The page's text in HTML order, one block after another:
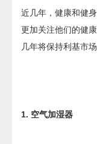
近几年，健康和健
更加关注他们的健
几年将保持利基市场
1. 空气加湿器